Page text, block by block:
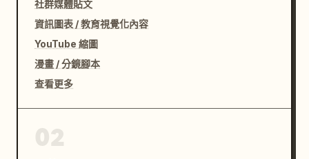
社群媒體貼文
資訊圖表 / 教育視覺化內容
YouTube 縮圖
漫畫 / 分鏡腳本
查看更多